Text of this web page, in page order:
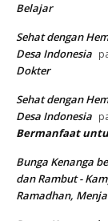
Belajar
Sehat dengan
Desa Indonesia
Dokter
Sehat dengan
Desa Indonesia
Bermanfaat
Bunga Kenanga
dan Rambut -
Ramadhan,